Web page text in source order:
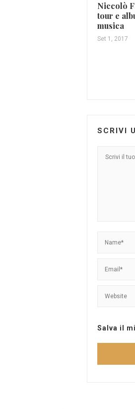
Niccolò
tour e
musica
Set 1, 2017
SCRIVI
Salva il